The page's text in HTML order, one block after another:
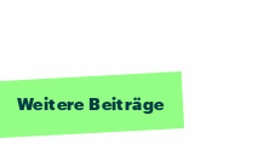
Weitere Beiträge